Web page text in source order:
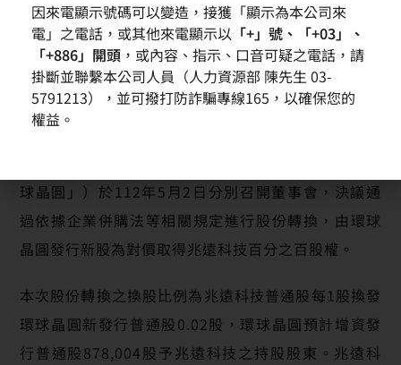
球晶圓」）於112年5月2日分別召開董事會，決議通
過依據企業併購法等相關規定進行股份轉換，由環球
晶圓發行新股為對價取得兆遠科技百分之百股權。
本次股份轉換之換股比例為兆遠科技普通股每1股換發
環球晶圓新發行普通股0.02股，環球晶圓預計增資發
行普通股878,004股予兆遠科技之持股股東。兆遠科
因來電顯示號碼可以變造，接獲「顯示為本公司來
電」之電話，或其他來電顯示以 「+」號、「+03」、
「+886」開頭 ，或內容、指示、口音可疑之電話，請
掛斷並聯繫本公司人員（人力資源部 陳先生 03-
5791213），並可撥打防詐騙專線165，以確保您的
權益。